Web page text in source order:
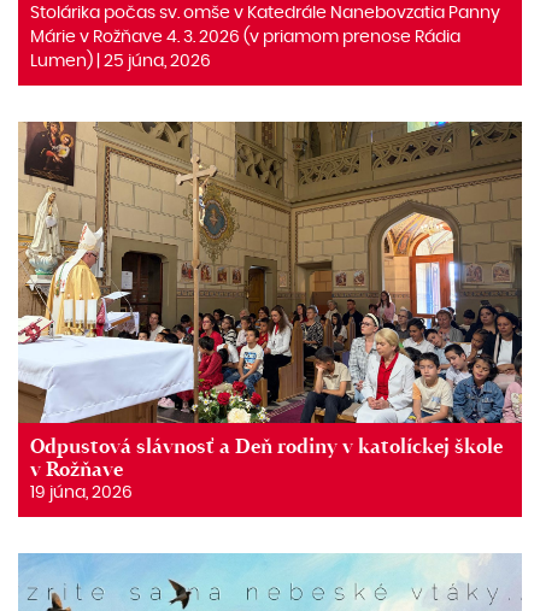
Stolárika počas sv. omše v Katedrále Nanebovzatia Panny
Márie v Rožňave 4. 3. 2026 (v priamom prenose Rádia
Lumen) | 25 júna, 2026
Odpustová slávnosť a Deň rodiny v katolíckej škole
v Rožňave
19 júna, 2026